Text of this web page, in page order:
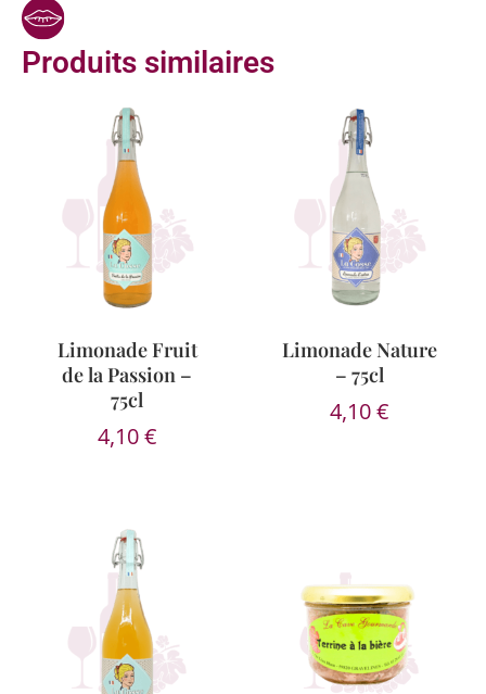
Produits similaires
Limonade Fruit
de la Passion –
75cl
4,10€
Limonade Nature
– 75cl
4,10€